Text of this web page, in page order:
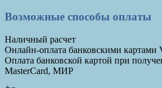
Возможные способы оплаты
Наличный расчет
Онлайн-оплата банковскими
Оплата банковской картой при
MasterCard, МИР